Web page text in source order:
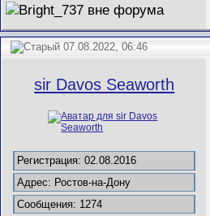
07.08.2022, 06:46
sir Davos Seaworth
Регистрация: 02.08.2016
Адрес: Ростов-на-Дону
Сообщения: 1274